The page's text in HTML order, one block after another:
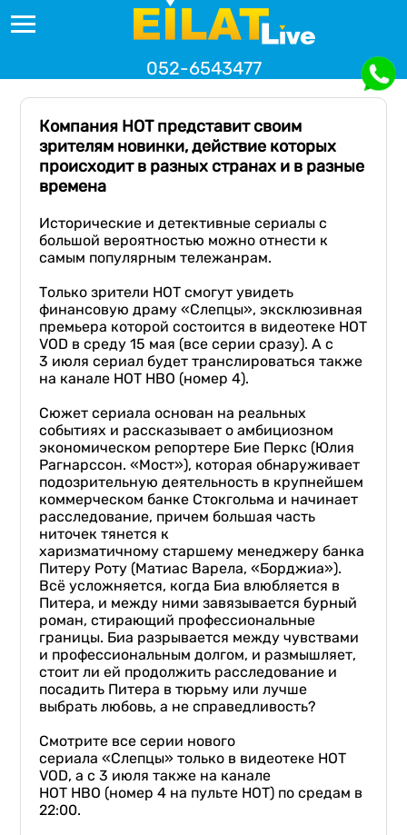
052-6543477
Компания НОТ представит своим
зрителям новинки, действие которых
происходит в разных странах и в разные
времена
Исторические и детективные сериалы с
большой вероятностью можно отнести к
самым популярным тележанрам.
Только зрители НОТ смогут увидеть
финансовую драму «Слепцы», эксклюзивная
премьера которой состоится в видеотеке HOT
VOD в среду 15 мая (все серии сразу). А с
3 июля сериал будет транслироваться также
на канале HOT HBO (номер 4).
Сюжет сериала основан на реальных
событиях и рассказывает о амбициозном
экономическом репортере Бие Перкс (Юлия
Рагнарссон. «Мост»), которая обнаруживает
подозрительную деятельность в крупнейшем
коммерческом банке Стокгольма и начинает
расследование, причем большая часть
ниточек тянется к
харизматичному старшему менеджеру банка
Питеру Роту (Матиас Варела, «Борджиа»).
Всё усложняется, когда Биа влюбляется в
Питера, и между ними завязывается бурный
роман, стирающий профессиональные
границы. Биа разрывается между чувствами
и профессиональным долгом, и размышляет,
стоит ли ей продолжить расследование и
посадить Питера в тюрьму или лучше
выбрать любовь, а не справедливость?
Смотрите все серии нового
сериала «Слепцы» только в видеотеке HOT
VOD, а с 3 июля также на канале
HOT HBO (номер 4 на пульте НОТ) по средам в
22:00.